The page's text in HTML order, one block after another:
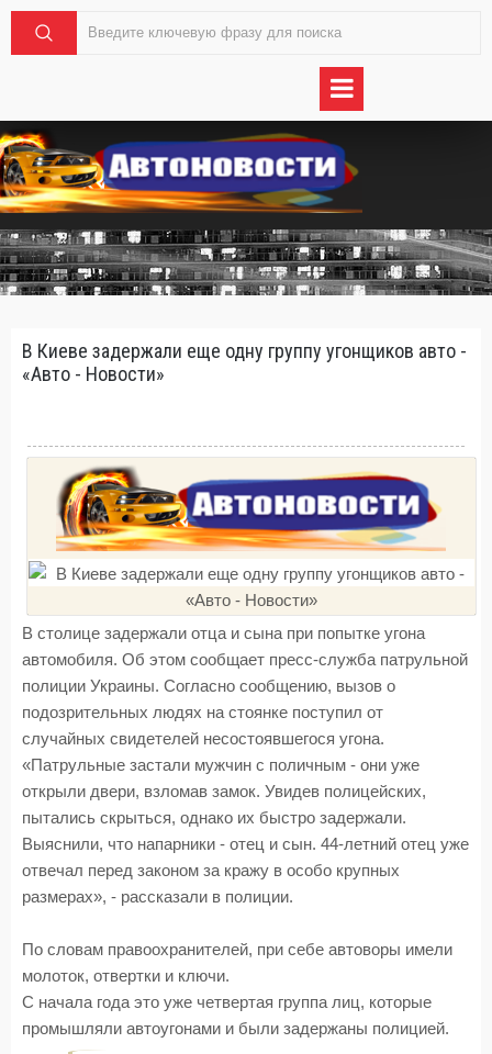
В Киеве задержали еще одну группу угонщиков авто -
«Авто - Новости»
В столице задержали отца и сына при попытке угона
автомобиля. Об этом сообщает пресс-служба патрульной
полиции Украины. Согласно сообщению, вызов о
подозрительных людях на стоянке поступил от
случайных свидетелей несостоявшегося угона.
«Патрульные застали мужчин с поличным - они уже
открыли двери, взломав замок. Увидев полицейских,
пытались скрыться, однако их быстро задержали.
Выяснили, что напарники - отец и сын. 44-летний отец уже
отвечал перед законом за кражу в особо крупных
размерах», - рассказали в полиции.
По словам правоохранителей, при себе автоворы имели
молоток, отвертки и ключи.
С начала года это уже четвертая группа лиц, которые
промышляли автоугонами и были задержаны полицией.